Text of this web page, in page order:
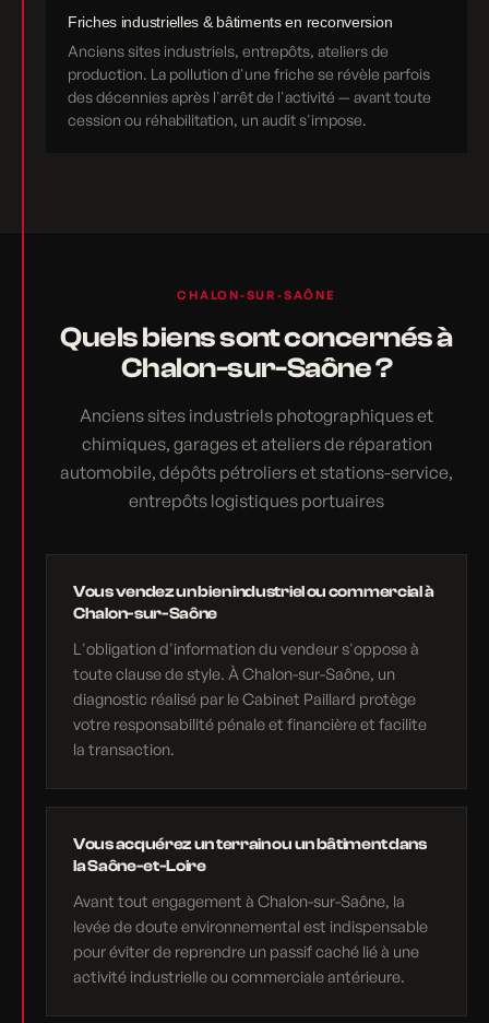
Friches industrielles & bâtiments en reconversion
Anciens sites industriels, entrepôts, ateliers de
production. La pollution d'une friche se révèle parfois
des décennies après l'arrêt de l'activité — avant toute
cession ou réhabilitation, un audit s'impose.
CHALON-SUR-SAÔNE
Quels biens sont concernés à
Chalon-sur-Saône ?
Anciens sites industriels photographiques et
chimiques, garages et ateliers de réparation
automobile, dépôts pétroliers et stations-service,
entrepôts logistiques portuaires
Vous vendez un bien industriel ou commercial à
Chalon-sur-Saône
L'obligation d'information du vendeur s'oppose à
toute clause de style. À Chalon-sur-Saône, un
diagnostic réalisé par le Cabinet Paillard protège
votre responsabilité pénale et financière et facilite
la transaction.
Vous acquérez un terrain ou un bâtiment dans
la Saône-et-Loire
Avant tout engagement à Chalon-sur-Saône, la
levée de doute environnemental est indispensable
pour éviter de reprendre un passif caché lié à une
activité industrielle ou commerciale antérieure.